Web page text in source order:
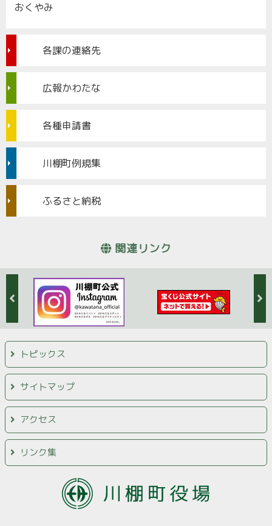
おくやみ
各課の連絡先
広報かわたな
各種申請書
川棚町例規集
ふるさと納税
関連リンク
トピックス
サイトマップ
アクセス
リンク集